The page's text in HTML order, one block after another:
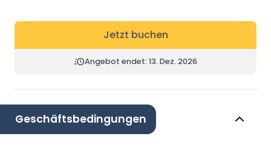
Jetzt buchen
Angebot endet: 13. Dez. 2026
Geschäftsbedingungen